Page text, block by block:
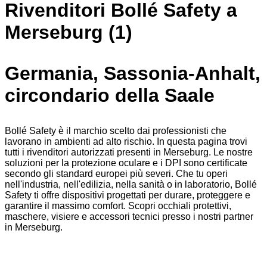
Rivenditori Bollé Safety a
Merseburg (1)
Germania, Sassonia-Anhalt,
circondario della Saale
Bollé Safety è il marchio scelto dai professionisti che
lavorano in ambienti ad alto rischio. In questa pagina trovi
tutti i rivenditori autorizzati presenti in Merseburg. Le nostre
soluzioni per la protezione oculare e i DPI sono certificate
secondo gli standard europei più severi. Che tu operi
nell'industria, nell'edilizia, nella sanità o in laboratorio, Bollé
Safety ti offre dispositivi progettati per durare, proteggere e
garantire il massimo comfort. Scopri occhiali protettivi,
maschere, visiere e accessori tecnici presso i nostri partner
in Merseburg.